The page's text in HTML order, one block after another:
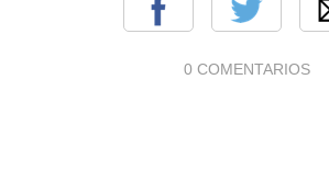
0 COMENTARIOS